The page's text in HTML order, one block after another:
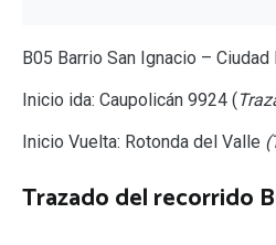
B05 Barrio San Ignacio – Ciudad
Inicio ida: Caupolicán 9924 (
Inicio Vuelta: Rotonda del Valle
Trazado del recorrido